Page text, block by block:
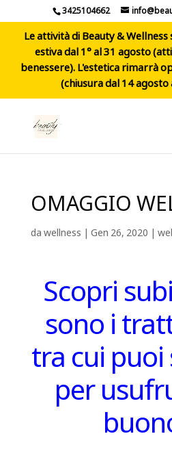
3425104662
Le attività di Beauty &
estiva dal 1° al 31 agosto
benessere). L'estetica rimarrà
(chiusura dal 14
OMAGGIO
dawellness | Gen 26, 2020 |
Scopri
sono i
tra cui puoi
per